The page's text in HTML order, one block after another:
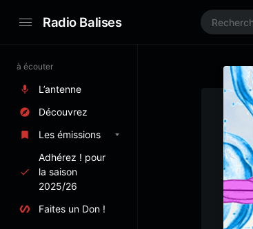
Radio Balises
à écouter
L’antenne
Découvrez
Les émissions
Adhérez ! pour
la saison
2025/26
Faites un Don !